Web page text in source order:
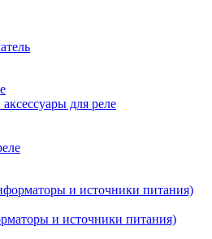
для реле
и источники питания)
и источники питания)